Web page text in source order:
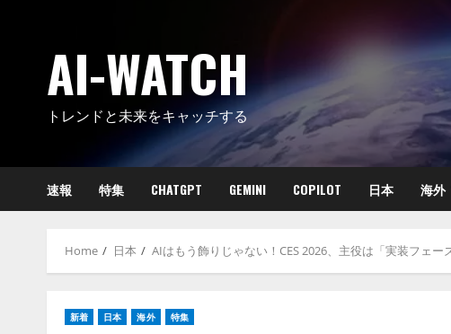
AI-WATCH
トレンドと未来をキャッチする
速報 特集 CHATGPT GEMINI COPILOT 日本 海外
Home 日本 AIはもう飾りじゃない！CES 2026、主役は「実装フェ
新着 日本 海外 特集